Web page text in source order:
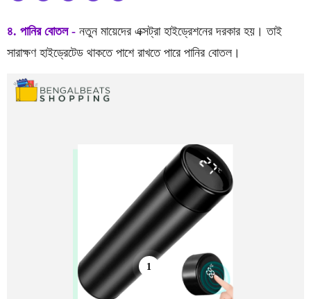
৪. পানির বোতল - নতুন মায়েদের এক্সট্রা হাইড্রেশনের দরকার হয়। তাই
সারাক্ষণ হাইড্রেটেড থাকতে পাশে রাখতে পারে পানির বোতল।
1